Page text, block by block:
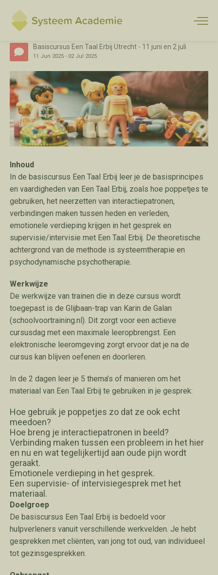
Basiscursus Een Taal Erbij Utrecht - 11 juni en 2 juli
11 Jun 2025 - 02 Jul 2025
Inhoud
In de basiscursus Een Taal Erbij leer je de basisprincipes
en vaardigheden van Een Taal Erbij, zoals hoe poppetjes te
gebruiken, het neerzetten van interactiepatronen,
verbindingen maken tussen heden en verleden,
emotionele verdieping krijgen in het gesprek en
supervisie/intervisie met Een Taal Erbij. De theoretische
achtergrond van de methode is systeemtherapie en
psychodynamische psychotherapie.
Werkwijze
De werkwijze van trainen die in deze cursus wordt
toegepast is de Glijbaan-trap van Karin de Galan
(schoolvoortraining.nl). Dit zorgt voor een actieve
cursusdag met een maximale leeropbrengst. Een
elektronische leeromgeving zorgt ervoor dat je na de
cursus kan blijven oefenen en doorleren.
In de 2 dagen leer je 5 thema’s of manieren om het
materiaal van Een Taal Erbij te gebruiken in je gesprek:
Hoe gebruik je poppetjes zo dat ze ook echt
meedoen?
Hoe breng je interactiepatronen in beeld?
Verbinding maken tussen een probleem in het hier
en nu en wat tegelijkertijd aan oude pijn wordt
geraakt.
Emotionele verdieping in het gesprek.
Een supervisie- of intervisiegesprek met het
materiaal.
Doelgroep
De basiscursus Een Taal Erbij is bedoeld voor
hulpverleners vanuit verschillende werkvelden. Je hebt
gesprekken met cliënten, van jong tot oud, van individueel
tot gezinsgesprekken.